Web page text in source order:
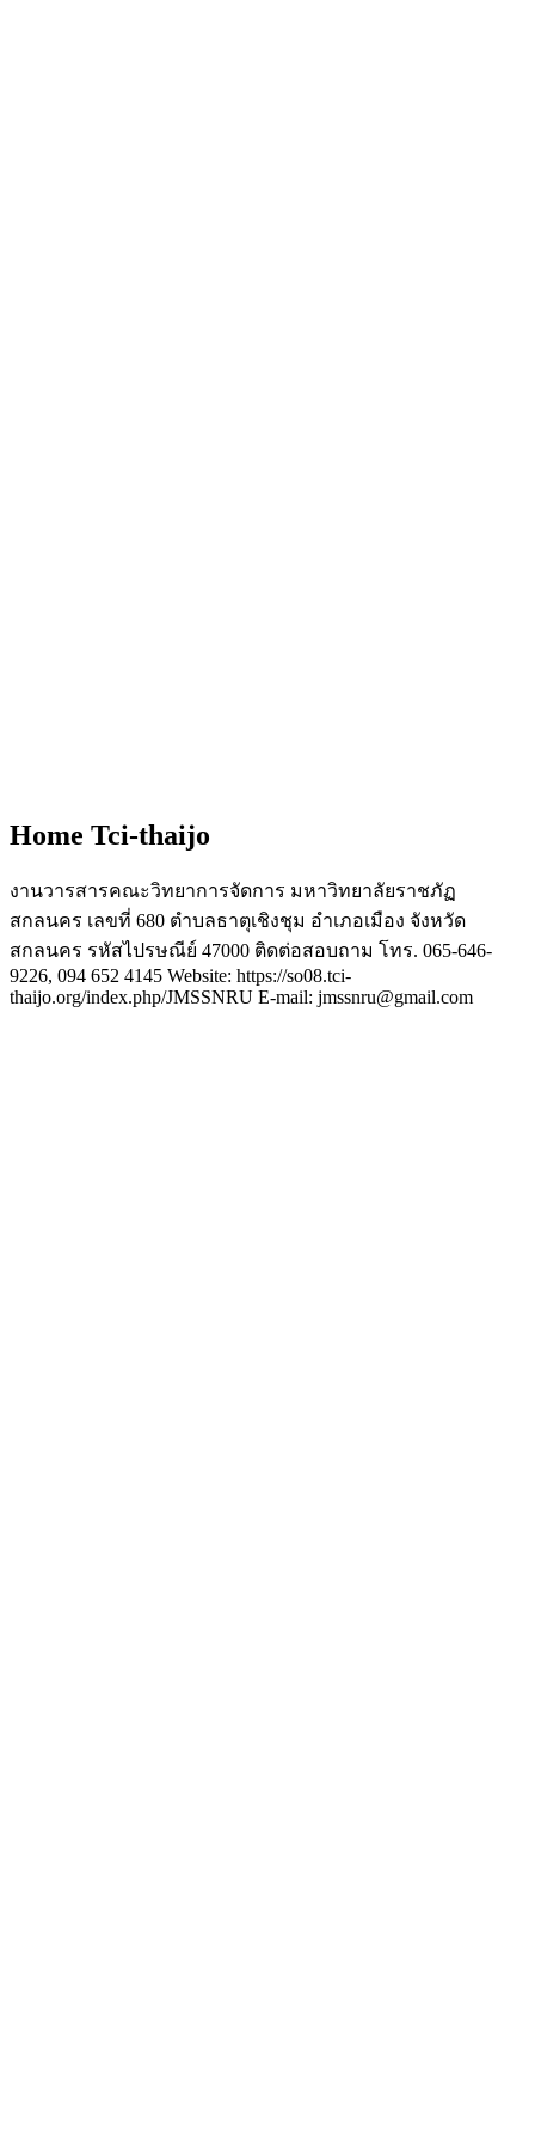
Home Tci-thaijo
งานวารสารคณะวิทยาการจัดการ มหาวิทยาลัยราชภัฏ
สกลนคร เลขที่ 680 ตำบลธาตุเชิงชุม อำเภอเมือง จังหวัด
สกลนคร รหัสไปรษณีย์ 47000 ติดต่อสอบถาม โทร. 065-646-
9226, 094 652 4145 Website: https://so08.tci-
thaijo.org/index.php/JMSSNRU E-mail: jmssnru@gmail.com